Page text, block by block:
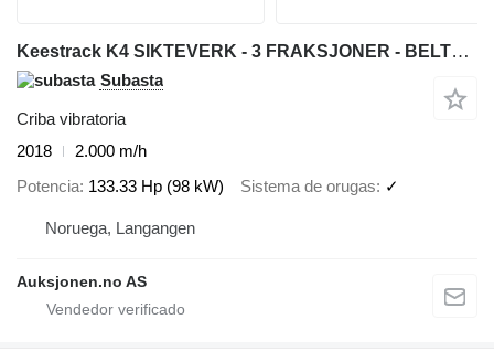
Keestrack K4 SIKTEVERK - 3 FRAKSJONER - BELTEGÅENDE - NY MOTOR
Subasta
Criba vibratoria
2018
2.000 m/h
Potencia 133.33 Hp (98 kW) Sistema de orugas ✓
Noruega, Langangen
Auksjonen.no AS